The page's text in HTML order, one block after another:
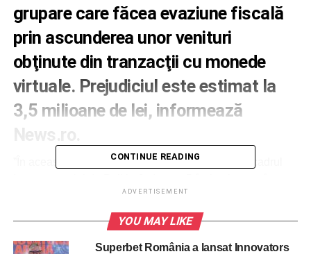
grupare care făcea evaziune fiscală
prin ascunderea unor venituri
obţinute din tranzacţii cu monede
virtuale. Prejudiciul este estimat la
3,5 milioane de lei, informează
”În această dimineaţă, 6 septembrie, poliţiştii din cadrul
aplicare 17 mandate de percheziţie domiciliară, dintre
care 6 în judeţul Dâmboviţa, 9 în municipiul Bucureşti,
unul în judeţul Ilfov şi unul în judeţul Olt. De asemenea,
vor fi puse în executare 19 mandate de aducere,
CONTINUE READING
ADVERTISEMENT
YOU MAY LIKE
Superbet România a lansat Innovators